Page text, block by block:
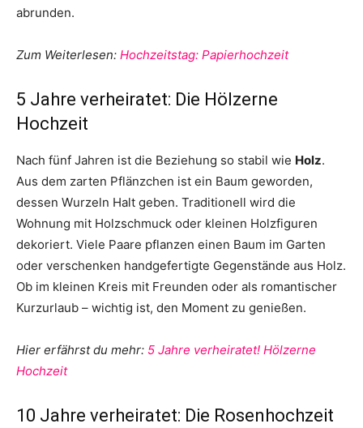
abrunden.
Zum Weiterlesen: Hochzeitstag: Papierhochzeit
5 Jahre verheiratet: Die Hölzerne
Hochzeit
Nach fünf Jahren ist die Beziehung so stabil wie Holz.
Aus dem zarten Pflänzchen ist ein Baum geworden,
dessen Wurzeln Halt geben. Traditionell wird die
Wohnung mit Holzschmuck oder kleinen Holzfiguren
dekoriert. Viele Paare pflanzen einen Baum im Garten
oder verschenken handgefertigte Gegenstände aus Holz.
Ob im kleinen Kreis mit Freunden oder als romantischer
Kurzurlaub – wichtig ist, den Moment zu genießen.
Hier erfährst du mehr: 5 Jahre verheiratet! Hölzerne
Hochzeit
10 Jahre verheiratet: Die Rosenhochzeit